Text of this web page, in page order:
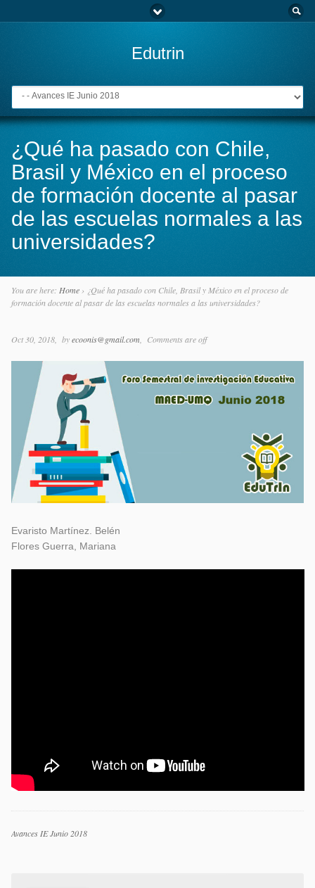
Edutrin
Go to:
¿Qué ha pasado con Chile,
Brasil y México en el proceso
de formación docente al pasar
de las escuelas normales a las
universidades?
You are here: Home› ¿Qué ha pasado con Chile, Brasil y México en el proceso de
formación docente al pasar de las escuelas normales a las universidades?
Oct 30, 2018 byecoonis@gmail.com Comments are off
Evaristo Martínez. Belén
Flores Guerra, Mariana
Categorías
Avances IE Junio 2018